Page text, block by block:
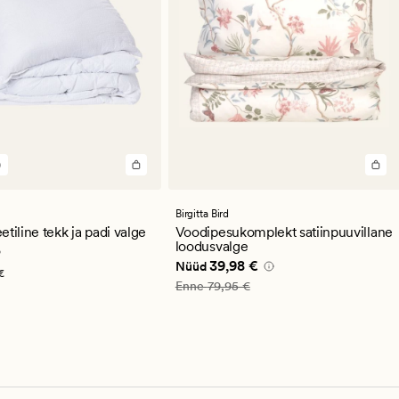
tekk ja padi valge
€
Birgitta Bird
Voodipesukomplekt satiinpuuvillane
loodusvalge
Nåværende pris_ee
Nüüd 39,98 €
Vanlig pris_ee
Enne79,95 €